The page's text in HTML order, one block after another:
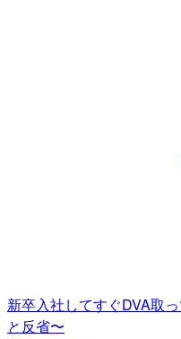
新卒入社してすぐDVA取
と反省〜